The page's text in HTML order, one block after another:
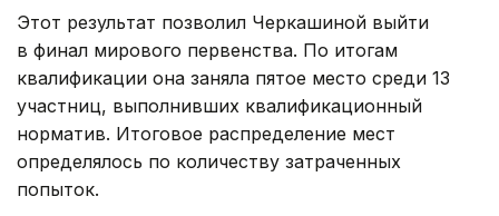
Этот результат позволил Черкашиной выйти
в финал мирового первенства. По итогам
квалификации она заняла пятое место среди 13
участниц, выполнивших квалификационный
норматив. Итоговое распределение мест
определялось по количеству затраченных
попыток.